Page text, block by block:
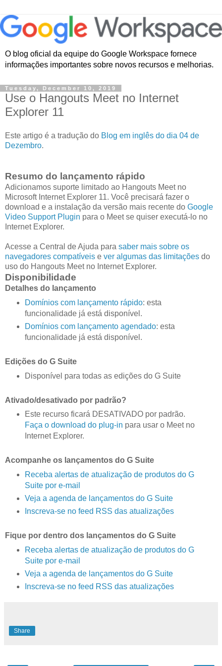
O blog oficial da equipe do Google Workspace fornece
informações importantes sobre novos recursos e melhorias.
Tuesday, December 10, 2019
Use o Hangouts Meet no Internet
Explorer 11
Este artigo é a tradução do Blog em inglês do dia 04 de
Dezembro.
Resumo do lançamento rápido
Adicionamos suporte limitado ao Hangouts Meet no
Microsoft Internet Explorer 11. Você precisará fazer o
download e a instalação da versão mais recente do Google
Video Support Plugin para o Meet se quiser executá-lo no
Internet Explorer.
Acesse a Central de Ajuda para saber mais sobre os
navegadores compatíveis e ver algumas das limitações do
uso do Hangouts Meet no Internet Explorer.
Disponibilidade
Detalhes do lançamento
Domínios com lançamento rápido: esta
funcionalidade já está disponível.
Domínios com lançamento agendado: esta
funcionalidade já está disponível.
Edições do G Suite
Disponível para todas as edições do G Suite
Ativado/desativado por padrão?
Este recurso ficará DESATIVADO por padrão.
Faça o download do plug-in para usar o Meet no
Internet Explorer.
Acompanhe os lançamentos do G Suite
Receba alertas de atualização de produtos do G
Suite por e-mail
Veja a agenda de lançamentos do G Suite
Inscreva-se no feed RSS das atualizações
Fique por dentro dos lançamentos do G Suite
Receba alertas de atualização de produtos do G
Suite por e-mail
Veja a agenda de lançamentos do G Suite
Inscreva-se no feed RSS das atualizações
Share